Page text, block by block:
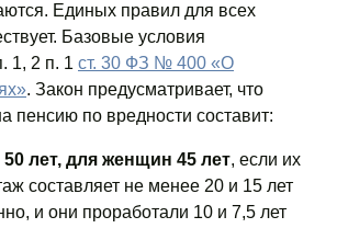
Единых правил для всех
Базовые условия
1, 2 п. 1 ст. 30 ФЗ № 400 «О
. Закон предусматривает, что
пенсию по вредности составит:
лет, для женщин 45 лет, если их
составляет не менее 20 и 15 лет
и они проработали 10 и 7,5 лет